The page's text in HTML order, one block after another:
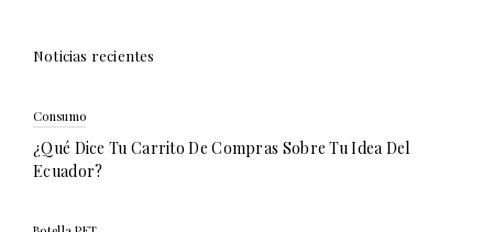
Noticias recientes
Consumo
¿Qué Dice Tu Carrito De Compras Sobre Tu Idea Del
Ecuador?